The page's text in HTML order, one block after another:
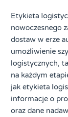
Etykieta
nowoczesnego
dostaw w erze
umożliwienie
logistycznych,
na każdym
jak etykieta
informacje o
oraz dane